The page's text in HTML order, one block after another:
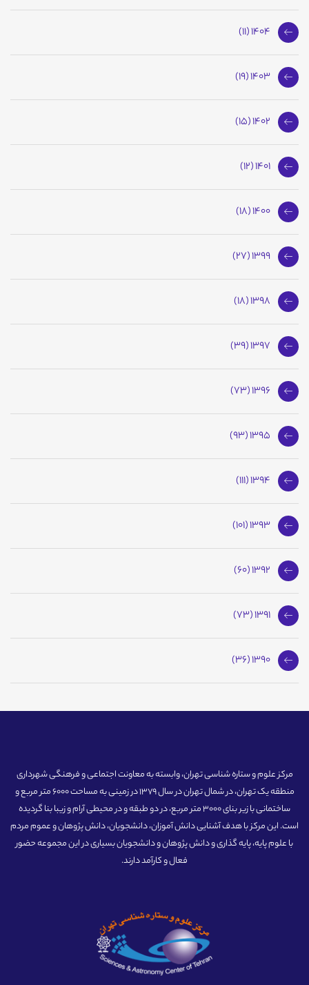
1404 (11)
1403 (19)
1402 (15)
1401 (12)
1400 (18)
1399 (27)
1398 (18)
1397 (39)
1396 (73)
1395 (93)
1394 (111)
1393 (101)
1392 (60)
1391 (73)
1390 (36)
مرکز علوم و ستاره شناسی تهران، وابسته به معاونت اجتماعی و فرهنگی شهرداری
منطقه یک تهران، در شمال تهران در سال 1379 در زمینی به مساحت 6000 متر مربع و
ساختمانی با زیر بنای 3000 متر مربع، در دو طبقه و در محیطی آرام و زیبا بنا گردیده
است. این مرکز با هدف آشنایی دانش آموزان، دانشجویان، دانش پژوهان و عموم مردم
با علوم پایه، پایه گذاری و دانش پژوهان و دانشجویان بسیاری در این مجموعه حضور
فعال و کارآمد دارند.